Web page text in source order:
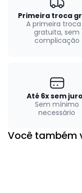
Primeira troca
A primeira
gratuita, sem
complicação
Até 6x sem
Sem mínimo
necessário
Você também